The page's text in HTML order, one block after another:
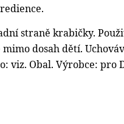
straně krabičky.
dosah dětí.
viz. Obal. Výrobce: pro